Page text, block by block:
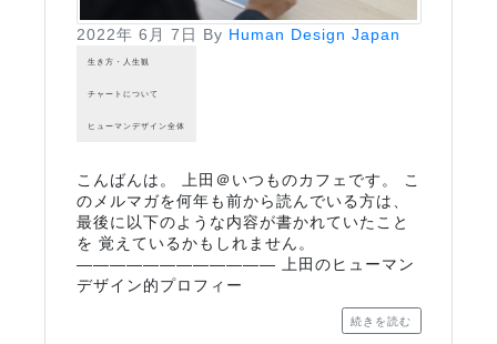
2022年 6月 7日 By Human Design Japan
生き方・人生観
チャートについて
ヒューマンデザイン全体
こんばんは。 上田＠いつものカフェです。 こ
のメルマガを何年も前から読んでいる方は、
最後に以下のような内容が書かれていたこと
を 覚えているかもしれません。
―――――――――――― 上田のヒューマン
デザイン的プロフィー
続きを読む